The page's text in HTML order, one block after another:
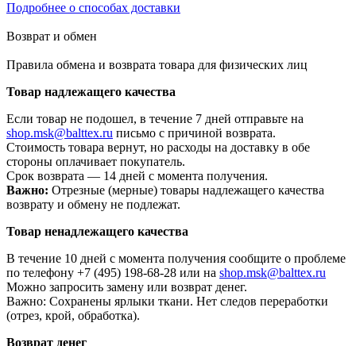
Подробнее о способах доставки
Возврат и обмен
Правила обмена и возврата товара для физических лиц
Товар надлежащего качества
Если товар не подошел, в течение 7 дней отправьте на
shop.msk@balttex.ru письмо с причиной возврата.
Стоимость товара вернут, но расходы на доставку в обе
стороны оплачивает покупатель.
Срок возврата — 14 дней с момента получения.
Важно: Отрезные (мерные) товары надлежащего качества
возврату и обмену не подлежат.
Товар ненадлежащего качества
В течение 10 дней с момента получения сообщите о проблеме
по телефону +7 (495) 198-68-28 или на shop.msk@balttex.ru
Можно запросить замену или возврат денег.
Важно: Сохранены ярлыки ткани. Нет следов переработки
(отрез, крой, обработка).
Возврат денег